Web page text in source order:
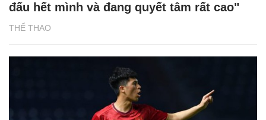
THỂ THAO
đấu hết mình và đang quyết tâm rất cao"